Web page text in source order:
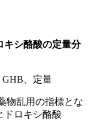
キシ酪酸の定量分
GHB、定量
物乱用の指標とな
ドロキシ酪酸